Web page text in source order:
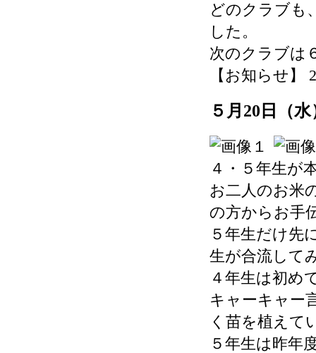
どのクラブも
した。
次のクラブは
【お知らせ】
５月20日（
４・５年生が
お二人のお米
の方からお手
５年生だけ先
生が合流して
４年生は初め
キャーキャー
く苗を植えて
５年生は昨年